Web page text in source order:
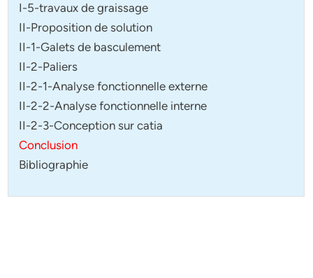
I-5-travaux de graissage
II-Proposition de solution
II-1-Galets de basculement
II-2-Paliers
II-2-1-Analyse fonctionnelle externe
II-2-2-Analyse fonctionnelle interne
II-2-3-Conception sur catia
Conclusion
Bibliographie